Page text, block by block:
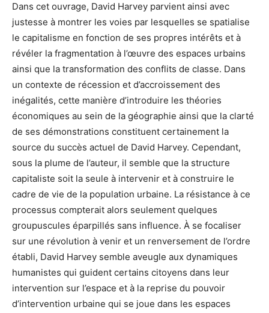
Dans cet ouvrage, David Harvey parvient ainsi avec
justesse à montrer les voies par lesquelles se spatialise
le capitalisme en fonction de ses propres intérêts et à
révéler la fragmentation à l’œuvre des espaces urbains
ainsi que la transformation des conflits de classe. Dans
un contexte de récession et d’accroissement des
inégalités, cette manière d’introduire les théories
économiques au sein de la géographie ainsi que la clarté
de ses démonstrations constituent certainement la
source du succès actuel de David Harvey. Cependant,
sous la plume de l’auteur, il semble que la structure
capitaliste soit la seule à intervenir et à construire le
cadre de vie de la population urbaine. La résistance à ce
processus compterait alors seulement quelques
groupuscules éparpillés sans influence. À se focaliser
sur une révolution à venir et un renversement de l’ordre
établi, David Harvey semble aveugle aux dynamiques
humanistes qui guident certains citoyens dans leur
intervention sur l’espace et à la reprise du pouvoir
d’intervention urbaine qui se joue dans les espaces